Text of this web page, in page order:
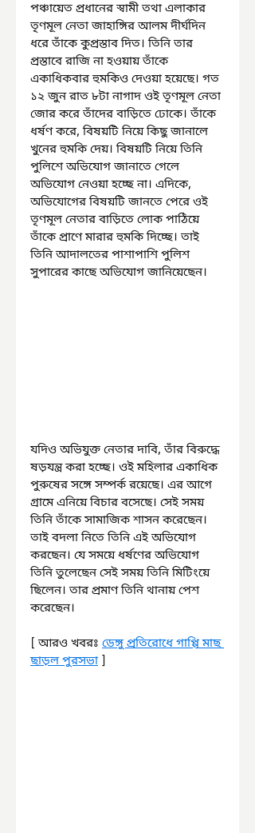
পঞ্চায়েত প্রধানের স্বামী তথা এলাকার
তৃণমূল নেতা জাহাঙ্গির আলম দীর্ঘদিন
ধরে তাঁকে কুপ্রস্তাব দিত। তিনি তার
প্রস্তাবে রাজি না হওয়ায় তাঁকে
একাধিকবার হুমকিও দেওয়া হয়েছে। গত
১২ জুন রাত ৮টা নাগাদ ওই তৃণমূল নেতা
জোর করে তাঁদের বাড়িতে ঢোকে। তাঁকে
ধর্ষণ করে, বিষয়টি নিয়ে কিছু জানালে
খুনের হুমকি দেয়। বিষয়টি নিয়ে তিনি
পুলিশে অভিযোগ জানাতে গেলে
অভিযোগ নেওয়া হচ্ছে না। এদিকে,
অভিযোগের বিষয়টি জানতে পেরে ওই
তৃণমূল নেতার বাড়িতে লোক পাঠিয়ে
তাঁকে প্রাণে মারার হুমকি দিচ্ছে। তাই
তিনি আদালতের পাশাপাশি পুলিশ
সুপারের কাছে অভিযোগ জানিয়েছেন।
যদিও অভিযুক্ত নেতার দাবি, তাঁর বিরুদ্ধে
ষড়যন্ত্র করা হচ্ছে। ওই মহিলার একাধিক
পুরুষের সঙ্গে সম্পর্ক রয়েছে। এর আগে
গ্রামে এনিয়ে বিচার বসেছে। সেই সময়
তিনি তাঁকে সামাজিক শাসন করেছেন।
তাই বদলা নিতে তিনি এই অভিযোগ
করছেন। যে সময়ে ধর্ষণের অভিযোগ
তিনি তুলেছেন সেই সময় তিনি মিটিংয়ে
ছিলেন। তার প্রমাণ তিনি থানায় পেশ
করেছেন।
[ আরও খবরঃ ডেঙ্গু প্রতিরোধে গাপ্পি মাছ
ছাড়ল পুরসভা ]